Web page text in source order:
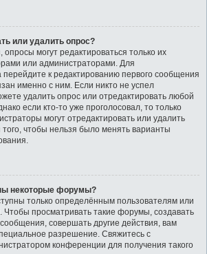
или удалить опрос?
опросы могут редактироваться только их
или администраторами. Для
перейдите к редактированию первого сообщения
именно с ним. Если никто не успел
удалить опрос или отредактировать любой
если кто-то уже проголосовал, то только
могут отредактировать или удалить
чтобы нельзя было менять варианты
некоторые форумы?
только определённым пользователям или
Чтобы просматривать такие форумы, создавать
совершать другие действия, вам
разрешение. Свяжитесь с
конференции для получения такого